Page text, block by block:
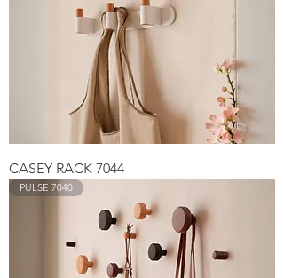
CASEY RACK 7044
PULSE 7040